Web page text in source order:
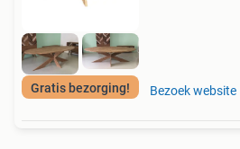
Gratis bezorging! Bezoek website